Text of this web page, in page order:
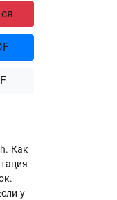
Как
у